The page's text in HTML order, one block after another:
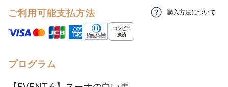
ご利用可能支払方法 購入方法について
プログラム